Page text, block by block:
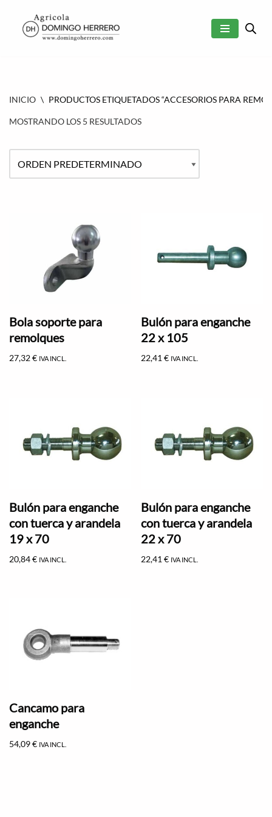
SALTAR
INICIO \ PRODUCTOS ETIQUETADOS “ACCESORIOS PARA
MOSTRANDO LOS 5 RESULTADOS
Bola soporte para
remolques
27,32€ IVA INCL.
Bulón para enganche
22 x 105
22,41€ IVA INCL.
Bulón para enganche
con tuerca y arandela
19 x 70
20,84€ IVA INCL.
Bulón para enganche
con tuerca y arandela
22 x 70
22,41€ IVA INCL.
Cancamo para
enganche
54,09€ IVA INCL.